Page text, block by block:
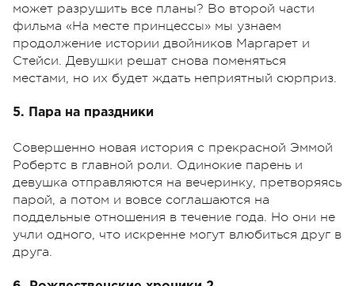
может разрушить все планы? Во второй части
фильма «На месте принцессы» мы узнаем
продолжение истории двойников Маргарет и
Стейси. Девушки решат снова поменяться
местами, но их будет ждать неприятный сюрприз.
5. Пара на праздники
Совершенно новая история с прекрасной Эммой
Робертс в главной роли. Одинокие парень и
девушка отправляются на вечеринку, претворяясь
парой, а потом и вовсе соглашаются на
поддельные отношения в течение года. Но они не
учли одного, что искренне могут влюбиться друг в
друга.